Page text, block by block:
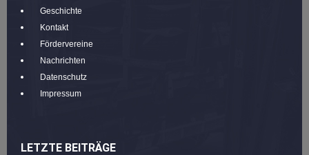
Geschichte
Kontakt
Fördervereine
Nachrichten
Datenschutz
Impressum
LETZTE BEITRÄGE